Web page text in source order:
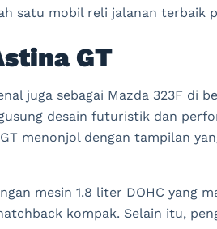
satu mobil reli jalanan terbaik
GT
juga sebagai Mazda 323F di
desain futuristik dan
menonjol dengan tampilan
mesin 1.8 liter DOHC yang
kompak. Selain itu,